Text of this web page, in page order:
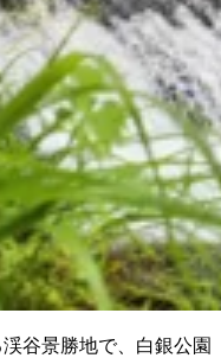
谷景勝地で、白銀公園